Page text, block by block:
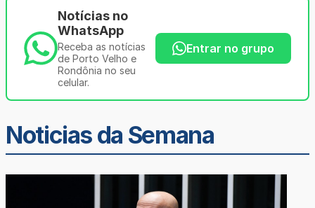
Notícias no
WhatsApp
Receba as notícias
de Porto Velho e
Rondônia no seu
celular.
Entrar no grupo
Noticias da Semana